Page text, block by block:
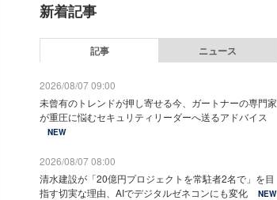
新着記事
記事 ニュース
2026/08/07 09:00
未曾有のトレンドが押し寄せる今、ガートナーの専門家
が重圧に悩むセキュリティリーダーへ送るアドバイス
NEW
2026/08/07 08:00
清水建設が「20億円プロジェクトを常駐者2名で」を目
指す切実な理由、AIでデジタルゼネコンにも変化
NEW